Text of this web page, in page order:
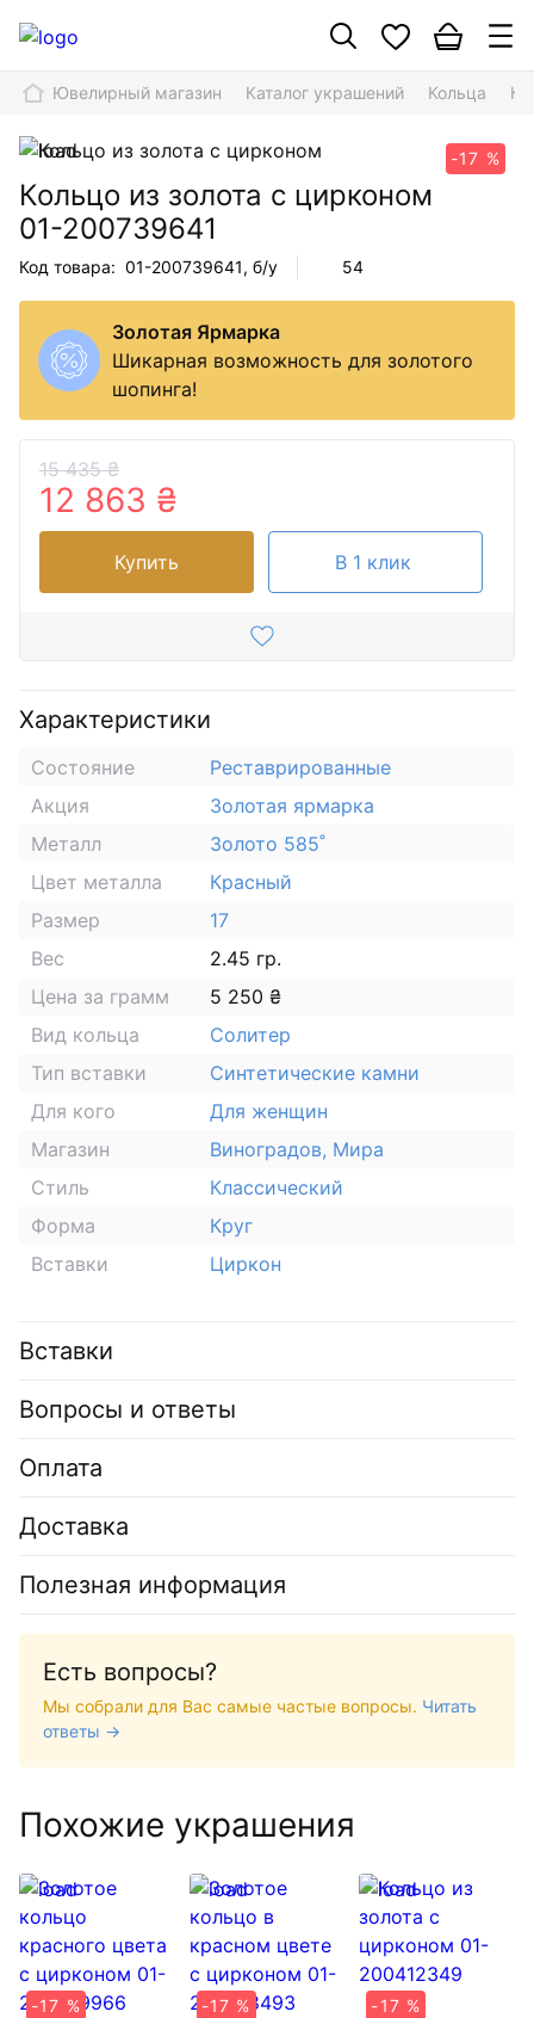
Ювелирный магазин Каталог украшений Кольца
-17 %
Кольцо из золота с цирконом
01-200739641
Код товара: 01-200739641, б/у 54
Золотая Ярмарка
Шикарная возможность для золотого
шопинга!
15 435 ₴
12 863 ₴
Купить В 1 клик
Характеристики
Состояние
Реставрированные
Акция
Золотая ярмарка
Металл
Золото 585˚
Цвет металла
Красный
Размер
17
Вес
2.45 гр.
Цена за грамм
5 250 ₴
Вид кольца
Солитер
Тип вставки
Синтетические камни
Для кого
Для женщин
Магазин
Виноградов, Мира
Стиль
Классический
Форма
Круг
Вставки
Циркон
Вставки
Вопросы и ответы
Оплата
Доставка
Полезная информация
Есть вопросы?
Мы собрали для Вас самые частые вопросы. Читать
ответы →
Похожие украшения
-17 %
-17 %
-17 %